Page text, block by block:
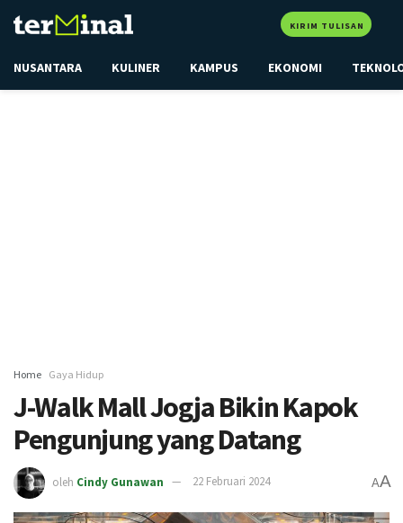
KIRIM TULISAN
NUSANTARA KULINER KAMPUS EKONOMI
Home Gaya Hidup
J-Walk Mall Jogja Bikin Kapok
Pengunjung yang Datang
oleh Cindy Gunawan 22 Februari 2024 AA